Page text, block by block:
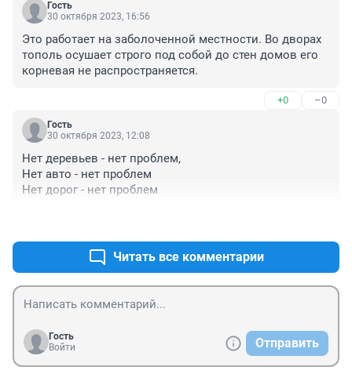
Гость
30 октября 2023, 16:56
Это работает на заболоченной местности. Во дворах
тополь осушает строго под собой до стен домов его
корневая не распространяется.
+0 –0
Гость
30 октября 2023, 12:08
Нет деревьев - нет проблем,
Нет авто - нет проблем
Нет дорог - нет проблем
Читать все комментарии
Гость
Войти
Отправить